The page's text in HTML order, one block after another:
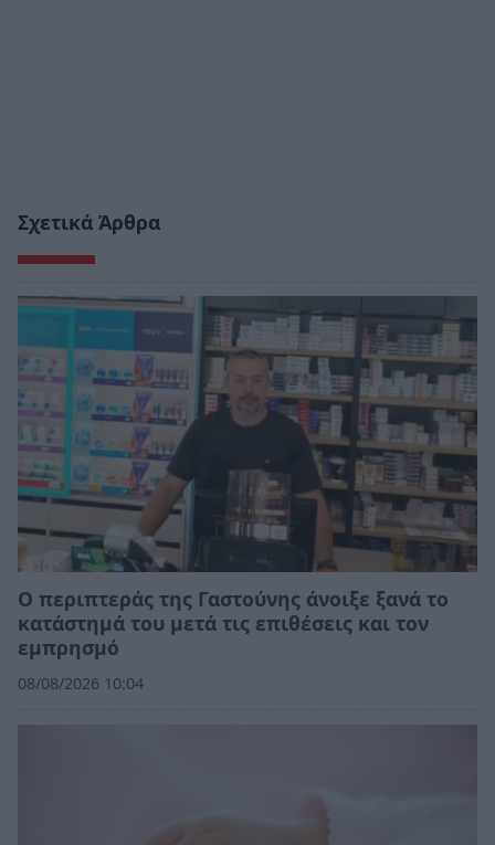
Σχετικά Άρθρα
Ο περιπτεράς της Γαστούνης άνοιξε ξανά το
κατάστημά του μετά τις επιθέσεις και τον
εμπρησμό
08/08/2026 10:04